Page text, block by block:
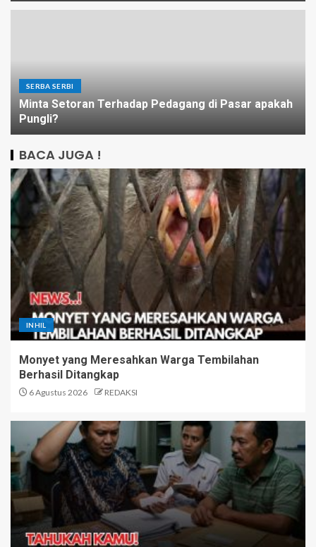
SERBA SERBI
Minta Setoran Terhadap Pedagang di Pasar apakah
Pungli?
BACA JUGA !
INHIL
Monyet yang Meresahkan Warga Tembilahan
Berhasil Ditangkap
6 Agustus 2026 REDAKSI